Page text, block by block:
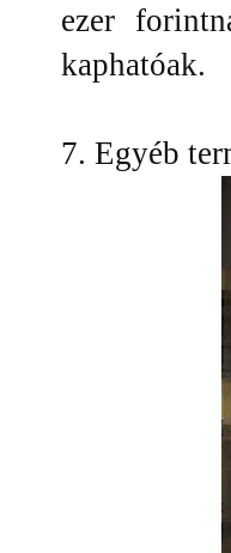
ezer
kaphatóak.
7. Egyéb